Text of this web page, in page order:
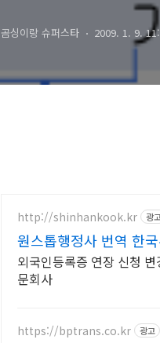
곰싱이랑 슈퍼스타 2009. 1. 9.
http://shinhankook.kr 광
원스톱행정사 번역 한
외국인등록증 연장 신청
문회사
https://bptrans.co.kr 광고